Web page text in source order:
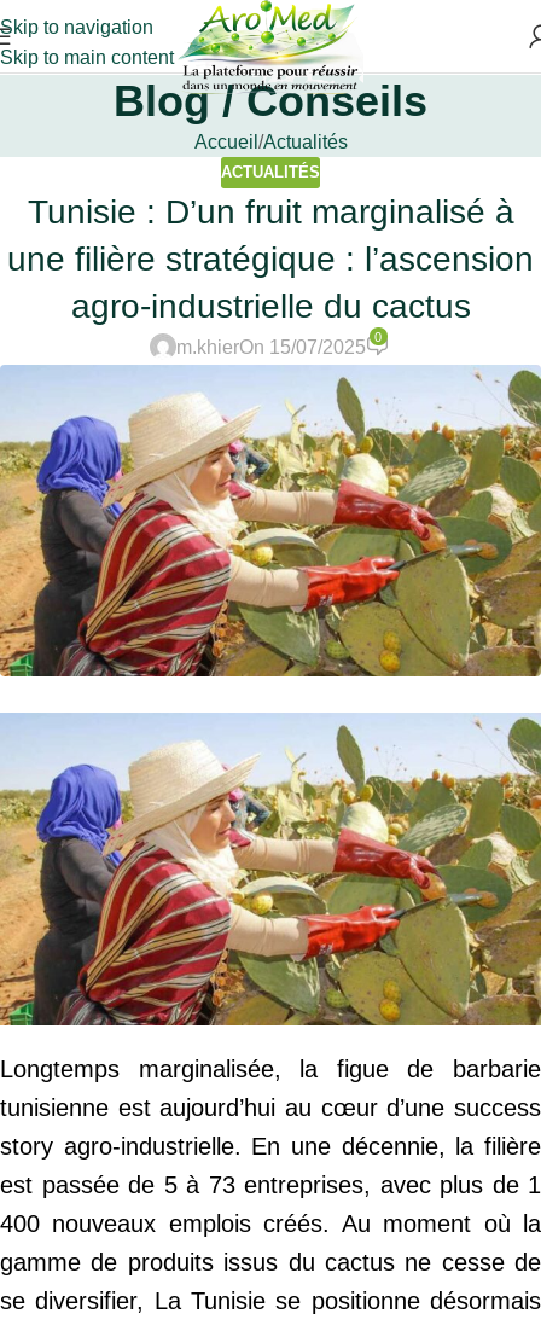
Skip to navigation
Skip to main content
Blog / Conseils
Accueil Actualités
ACTUALITÉS
Tunisie : D’un fruit marginalisé à
une filière stratégique : l’ascension
agro-industrielle du cactus
m.khierOn 15/07/2025
0
Longtemps marginalisée, la figue de barbarie
tunisienne est aujourd’hui au cœur d’une success
story agro-industrielle. En une décennie, la filière
est passée de 5 à 73 entreprises, avec plus de 1
400 nouveaux emplois créés. Au moment où la
gamme de produits issus du cactus ne cesse de
se diversifier, La Tunisie se positionne désormais